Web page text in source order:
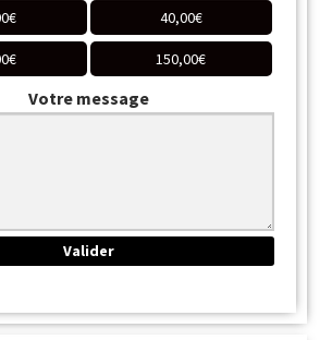
€ 40,00€
€ 150,00€
Votre message